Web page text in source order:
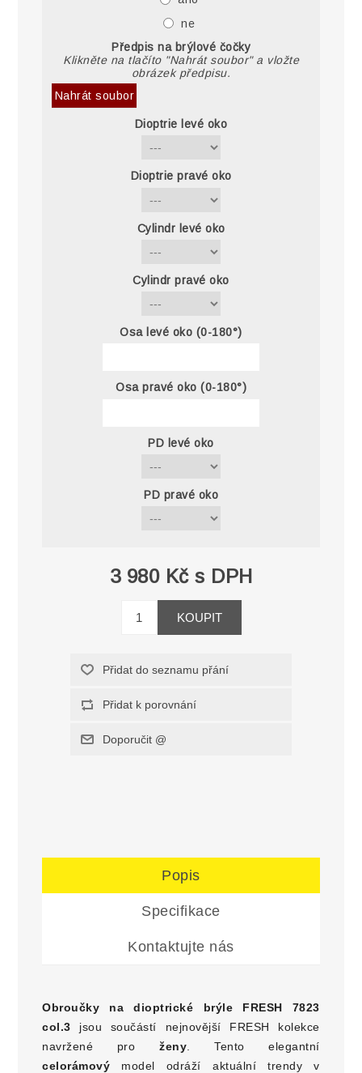
ne
Předpis na brýlové čočky
Klikněte na tlačíto "Nahrát soubor" a vložte
obrázek předpisu.
Nahrát soubor
Dioptrie levé oko
Dioptrie pravé oko
Cylindr levé oko
Cylindr pravé oko
Osa levé oko (0-180°)
Osa pravé oko (0-180°)
PD levé oko
PD pravé oko
3 980 Kč s DPH
Popis
Specifikace
Kontaktujte nás
Obroučky na dioptrické brýle
FRESH 7823
col.3 jsou součástí nejnovější FRESH kolekce
navržené pro ženy . Tento elegantní
celorámový model odráží aktuální trendy v